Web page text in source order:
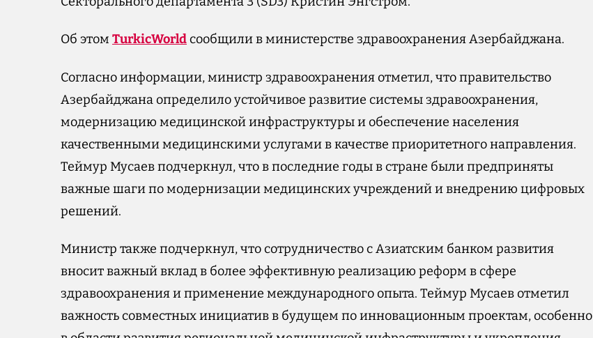
Об этом TurkicWorldсообщили в министерстве здравоохранения Азербайджана.
Согласно информации, министр здравоохранения отметил, что правительство
Азербайджана определило устойчивое развитие системы здравоохранения,
модернизацию медицинской инфраструктуры и обеспечение населения
качественными медицинскими услугами в качестве приоритетного направления.
Теймур Мусаев подчеркнул, что в последние годы в стране были предприняты
важные шаги по модернизации медицинских учреждений и внедрению цифровых
решений.
Министр также подчеркнул, что сотрудничество с Азиатским банком развития
вносит важный вклад в более эффективную реализацию реформ в сфере
здравоохранения и применение международного опыта. Теймур Мусаев отметил
важность совместных инициатив в будущем по инновационным проектам, особенно